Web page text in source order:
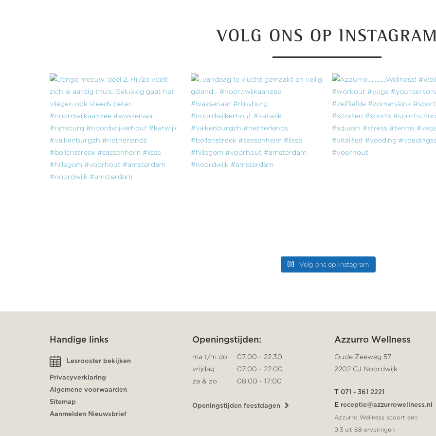
VOLG ONS OP
Volg ons op Instagram
Handige links
Lesrooster bekijken
Privacyverklaring
Algemene voorwaarden
Sitemap
Aanmelden Nieuwsbrief
Openingstijden:
ma t/m do
07:00 - 22:30
vrijdag
07:00 - 22:00
za & zo
08:00 - 17:00
Openingstijden feestdagen
Azzurro Wellness
Oude Zeeweg 57
2202 CJ Noordwijk
T 071 - 361 2221
E receptie@azzurrowellness.nl
Azzurro Wellness scoort een
9.3 uit 68 ervaringen